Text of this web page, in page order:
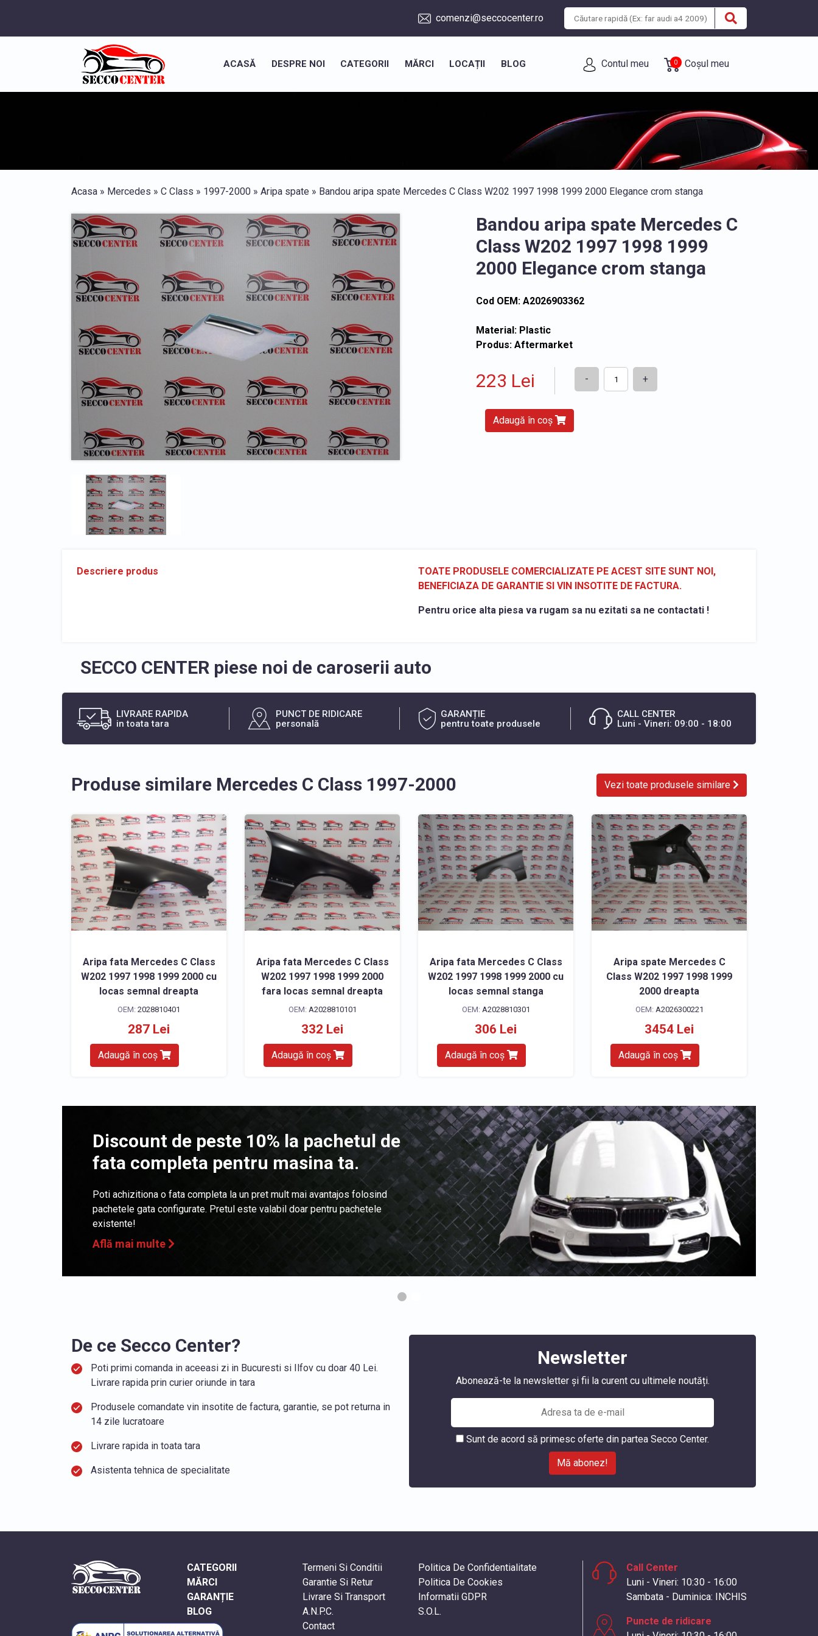
comenzi@seccocenter.ro
ACASĂ DESPRE NOI CATEGORII MĂRCI LOCAȚII BLOG Contul meu 0 Coșul meu
Acasa » Mercedes » C Class » 1997-2000 » Aripa spate » Bandou aripa spate Mercedes C Class W202 1997 1998 1999 2000 Elegance crom stanga
Bandou aripa spate Mercedes C
Class W202 1997 1998 1999
2000 Elegance crom stanga
Cod OEM: A2026903362
Material: Plastic
Produs: Aftermarket
223 Lei - +
Adaugă în coș
Descriere produs
TOATE PRODUSELE COMERCIALIZATE PE ACEST SITE SUNT NOI,
BENEFICIAZA DE GARANTIE SI VIN INSOTITE DE FACTURA.
Pentru orice alta piesa va rugam sa nu ezitati sa ne contactati !
SECCO CENTER piese noi de caroserii auto
LIVRARE RAPIDA
in toata tara
PUNCT DE RIDICARE
personală
GARANȚIE
pentru toate produsele
CALL CENTER
Luni - Vineri: 09:00 - 18:00
Produse similare Mercedes C Class 1997-2000 Vezi toate produsele similare
Aripa fata Mercedes C Class
W202 1997 1998 1999 2000 cu
locas semnal dreapta
OEM: 2028810401
287 Lei
Adaugă în coș
Aripa fata Mercedes C Class
W202 1997 1998 1999 2000
fara locas semnal dreapta
OEM: A2028810101
332 Lei
Adaugă în coș
Aripa fata Mercedes C Class
W202 1997 1998 1999 2000 cu
locas semnal stanga
OEM: A2028810301
306 Lei
Adaugă în coș
Aripa spate Mercedes C
Class W202 1997 1998 1999
2000 dreapta
OEM: A2026300221
3454 Lei
Adaugă în coș
Discount de peste 10% la pachetul de
fata completa pentru masina ta.
Poti achizitiona o fata completa la un pret mult mai avantajos folosind
pachetele gata configurate. Pretul este valabil doar pentru pachetele
existente!
Află mai multe
De ce Secco Center?
Poti primi comanda in aceeasi zi in Bucuresti si Ilfov cu doar 40 Lei.
Livrare rapida prin curier oriunde in tara
Produsele comandate vin insotite de factura, garantie, se pot returna in
14 zile lucratoare
Livrare rapida in toata tara
Asistenta tehnica de specialitate
Newsletter
Abonează-te la newsletter și fii la curent cu ultimele noutăți.
Sunt de acord să primesc oferte din partea Secco Center.
Mă abonez!
CATEGORII
MĂRCI
GARANȚIE
BLOG
Termeni Si Conditii
Garantie Si Retur
Livrare Si Transport
A.N.P.C.
Contact
Politica De Confidentialitate
Politica De Cookies
Informatii GDPR
S.O.L.
Call Center
Luni - Vineri: 10:30 - 16:00
Sambata - Duminica: INCHIS
Puncte de ridicare